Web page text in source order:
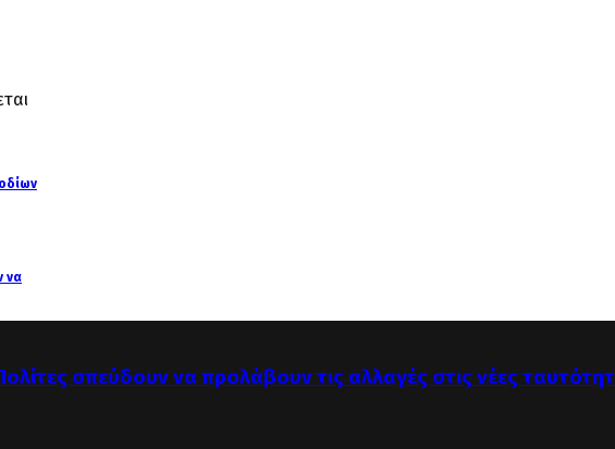
να
σπεύδουν να προλάβουν τις αλλαγές στις νέες